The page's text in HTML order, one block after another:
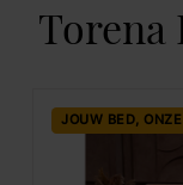
Torena
JOUW BED,